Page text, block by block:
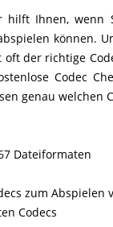
hilft Ihnen, wenn
können.
der richtige
Codec
genau welchen
Dateiformaten
zum Abspielen
Codecs